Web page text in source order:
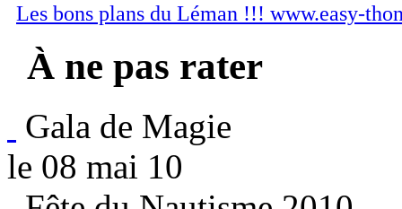
Les bons plans du Léman !!! www.easy-
À ne pas rater
Gala de Magie
le 08 mai 10